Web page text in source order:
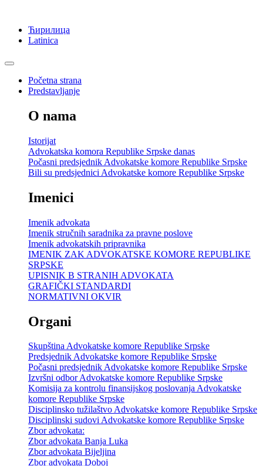
Ћирилица
Latinica
Početna strana
Predstavljanje
O nama
Istorijat
Advokatska komora Republike Srpske danas
Počasni predsjednik Advokatske komore Republike Srpske
Bili su predsjednici Advokatske komore Republike Srpske
Imenici
Imenik advokata
Imenik stručnih saradnika za pravne poslove
Imenik advokatskih pripravnika
IMENIK ZAK ADVOKATSKE KOMORE REPUBLIKE
SRPSKE
UPISNIK B STRANIH ADVOKATA
GRAFIČKI STANDARDI
NORMATIVNI OKVIR
Organi
Skupština Advokatske komore Republike Srpske
Predsjednik Advokatske komore Republike Srpske
Počasni predsjednik Advokatske komore Republike Srpske
Izvršni odbor Advokatske komore Republike Srpske
Komisija za kontrolu finansijskog poslovanja Advokatske
komore Republike Srpske
Disciplinsko tužilaštvo Advokatske komore Republike Srpske
Disciplinski sudovi Advokatske komore Republike Srpske
Zbor advokata:
Zbor advokata Banja Luka
Zbor advokata Bijeljina
Zbor advokata Doboj